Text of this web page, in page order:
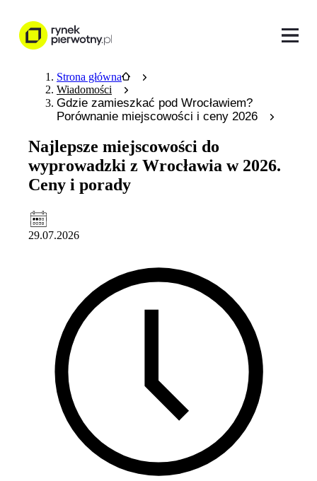
Strona główna
Wiadomości
Gdzie zamieszkać pod Wrocławiem?
Porównanie miejscowości i ceny 2026
Najlepsze miejscowości do
wyprowadzki z Wrocławia w 2026.
Ceny i porady
29.07.2026